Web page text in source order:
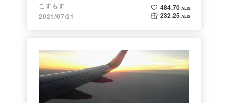
こすもす
2021/07/21
484.70 ALIS
232.25 ALIS